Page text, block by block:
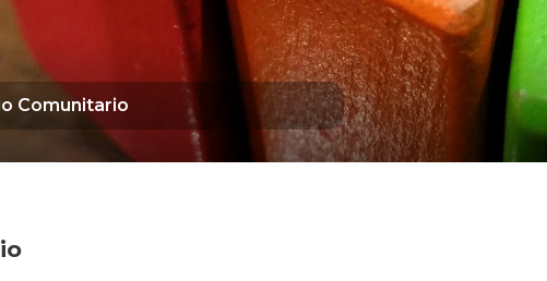
Comunitario